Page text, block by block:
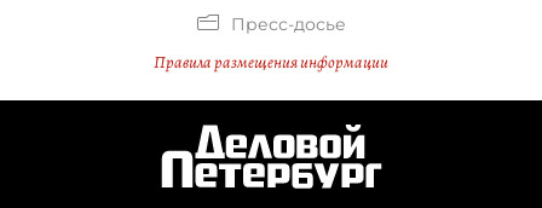
Пресс-досье
Правила размещения информации